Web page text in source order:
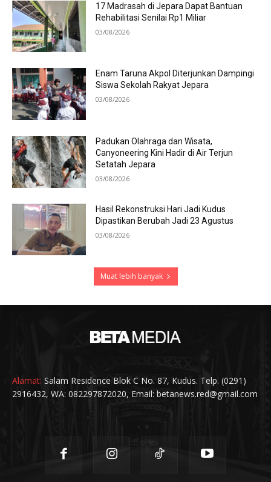
17 Madrasah di Jepara Dapat Bantuan
Rehabilitasi Senilai Rp1 Miliar
03/08/2026
Enam Taruna Akpol Diterjunkan Dampingi
Siswa Sekolah Rakyat Jepara
03/08/2026
Padukan Olahraga dan Wisata,
Canyoneering Kini Hadir di Air Terjun
Setatah Jepara
03/08/2026
Hasil Rekonstruksi Hari Jadi Kudus
Dipastikan Berubah Jadi 23 Agustus
03/08/2026
Muat lebih banyak
Alamat: Salam Residence Blok C No. 87, Kudus. Telp. (0291)
2916432, WA: 082297872020, Email: betanews.red@gmail.com